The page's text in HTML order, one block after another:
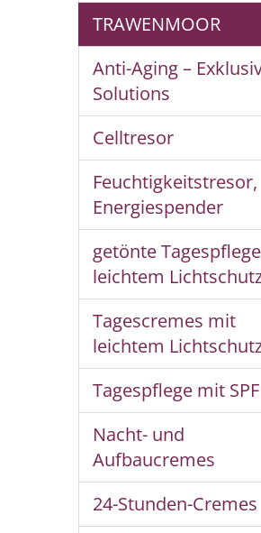
TRAWENMOOR
Anti-Aging –
Solutions
Celltresor
Feuchtigkeitstresor,
Energiespender
getönte
leichtem
Tagescremes mit
leichtem
Tagespflege mit
Nacht- und
Aufbaucremes
24-Stunden-Cremes